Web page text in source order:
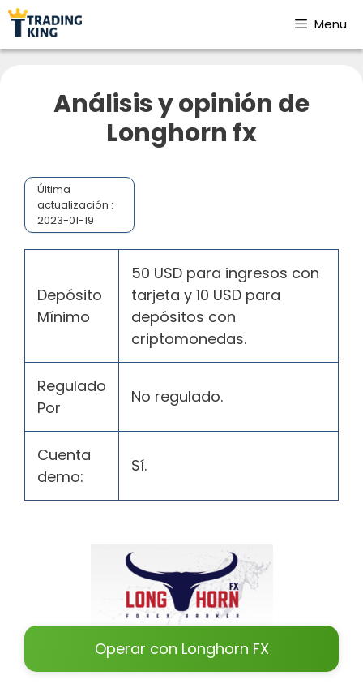
Menu
Análisis y opinión de
Longhorn fx
Última
actualización :
2023-01-19
Depósito
Mínimo
50 USD para ingresos con
tarjeta y 10 USD para
depósitos con
criptomonedas.
Regulado
Por
No regulado.
Cuenta
demo:
Sí.
Operar con Longhorn FX